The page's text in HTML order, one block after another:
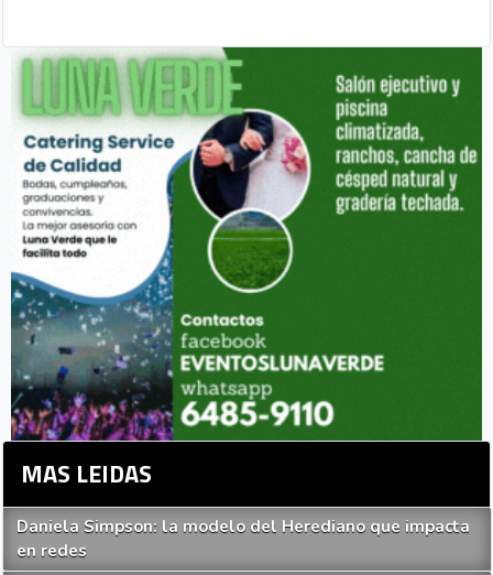
MAS LEIDAS
Daniela Simpson: la modelo del Herediano que impacta
en redes